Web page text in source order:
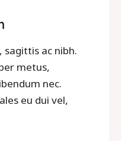
sagittis ac nibh.
metus,
nec.
eu dui vel,